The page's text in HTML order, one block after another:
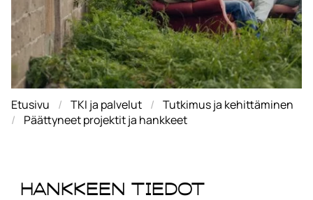
Etusivu TKI ja palvelut
Tutkimus ja kehittäminen
Päättyneet projektit ja hankkeet
Hankkeen tiedot